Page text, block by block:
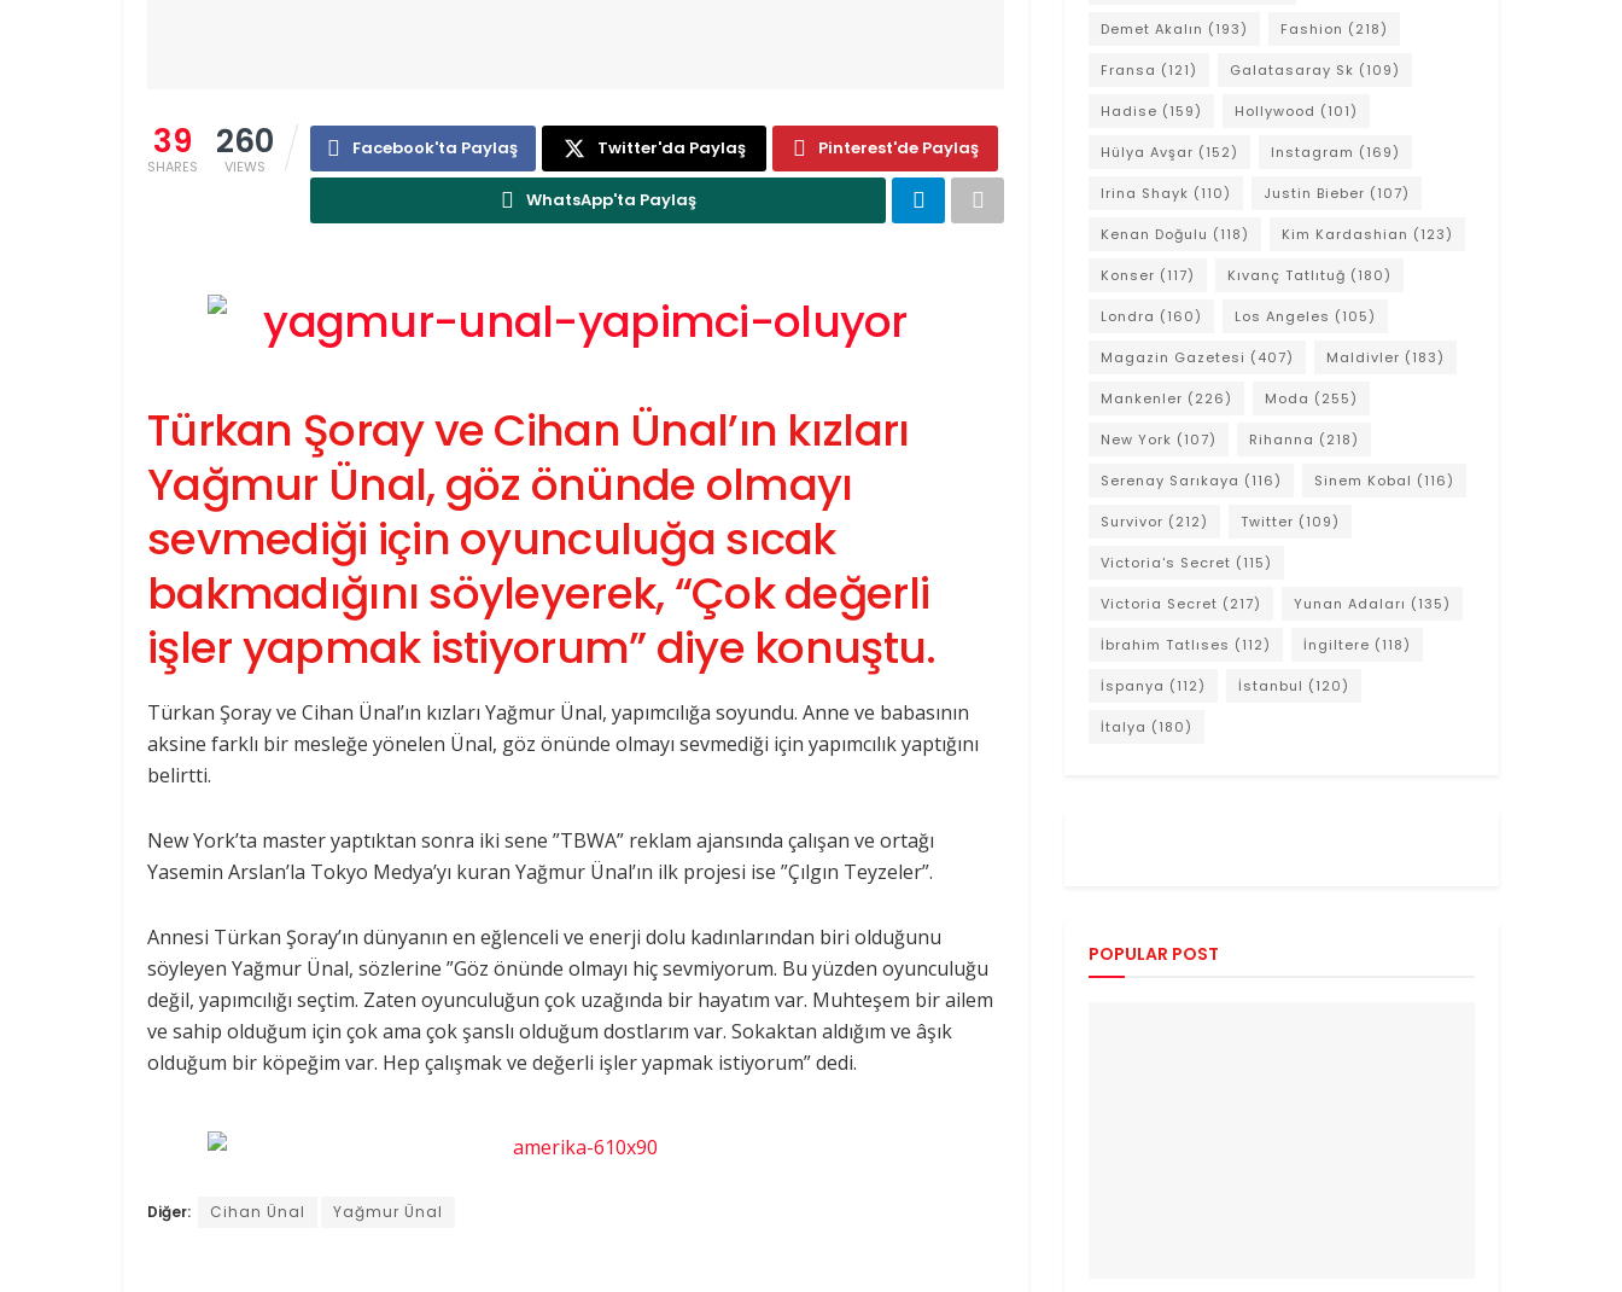
39
SHARES
260
VIEWS
Facebook'ta Paylaş Twitter'da Paylaş Pinterest'de Paylaş
WhatsApp'ta Paylaş
Türkan Şoray ve Cihan Ünal’ın kızları
Yağmur Ünal, göz önünde olmayı
sevmediği için oyunculuğa sıcak
bakmadığını söyleyerek, “Çok değerli
işler yapmak istiyorum” diye konuştu.
Türkan Şoray ve Cihan Ünal’ın kızları Yağmur Ünal, yapımcılığa soyundu. Anne ve babasının
aksine farklı bir mesleğe yönelen Ünal, göz önünde olmayı sevmediği için yapımcılık yaptığını
belirtti.
New York’ta master yaptıktan sonra iki sene ”TBWA” reklam ajansında çalışan ve ortağı
Yasemin Arslan’la Tokyo Medya’yı kuran Yağmur Ünal’ın ilk projesi ise ”Çılgın Teyzeler”.
Annesi Türkan Şoray’ın dünyanın en eğlenceli ve enerji dolu kadınlarından biri olduğunu
söyleyen Yağmur Ünal, sözlerine ”Göz önünde olmayı hiç sevmiyorum. Bu yüzden oyunculuğu
değil, yapımcılığı seçtim. Zaten oyunculuğun çok uzağında bir hayatım var. Muhteşem bir ailem
ve sahip olduğum için çok ama çok şanslı olduğum dostlarım var. Sokaktan aldığım ve âşık
olduğum bir köpeğim var. Hep çalışmak ve değerli işler yapmak istiyorum” dedi.
Diğer: Cihan Ünal Yağmur Ünal
Demet Akalın (193) Fashion (218)
Fransa (121) Galatasaray Sk (109)
Hadise (159) Hollywood (101)
Hülya Avşar (152) Instagram (169)
Irina Shayk (110) Justin Bieber (107)
Kenan Doğulu (118) Kim Kardashian (123)
Konser (117) Kıvanç Tatlıtuğ (180)
Londra (160) Los Angeles (105)
Magazin Gazetesi (407) Maldivler (183)
Mankenler (226) Moda (255)
New York (107) Rihanna (218)
Serenay Sarıkaya (116) Sinem Kobal (116)
Survivor (212) Twitter (109)
Victoria's Secret (115)
Victoria Secret (217) Yunan Adaları (135)
İbrahim Tatlıses (112) İngiltere (118)
İspanya (112) İstanbul (120)
İtalya (180)
POPULAR POST